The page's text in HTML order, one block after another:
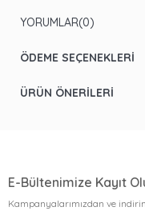
YORUMLAR(0)
ÖDEME SEÇENEKLERI
ÜRÜN ÖNERILERI
E-Bültenimize Kayıt
Kampanyalarımızdan ve